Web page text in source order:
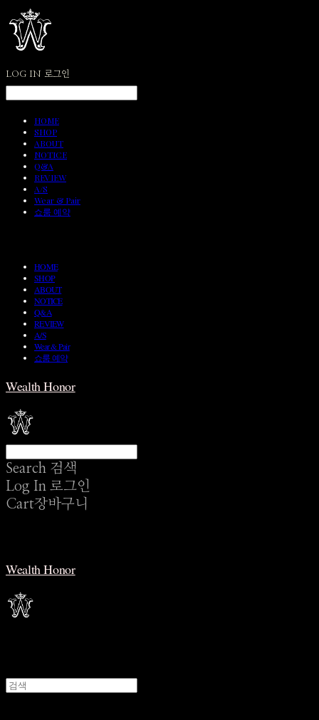
LOG IN 로그인
HOME
SHOP
ABOUT
NOTICE
Q&A
REVIEW
A/S
Wear & Pair
쇼룸 예약
HOME
SHOP
ABOUT
NOTICE
Q&A
REVIEW
A/S
Wear & Pair
쇼룸 예약
Wealth Honor
Search 검색
Log In 로그인
Cart장바구니
Wealth Honor